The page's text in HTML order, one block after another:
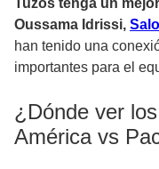
Oussama Idrissi,
han tenido una
importantes para el
¿Dónde ver
América vs